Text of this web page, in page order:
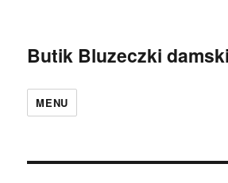
Butik Bluzeczki
MENU